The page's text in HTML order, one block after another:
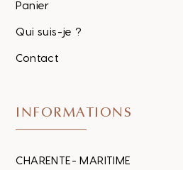
Panier
Qui suis-je ?
Contact
INFORMATIONS
CHARENTE- MARITIME